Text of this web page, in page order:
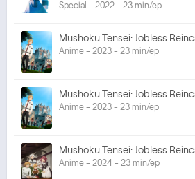
Special - 2022 - 23 min/ep
Mushoku Tensei: Jobless
Anime - 2023 - 23 min/ep
Mushoku Tensei: Jobless
Anime - 2023 - 23 min/ep
Mushoku Tensei: Jobless
Anime - 2024 - 23 min/ep